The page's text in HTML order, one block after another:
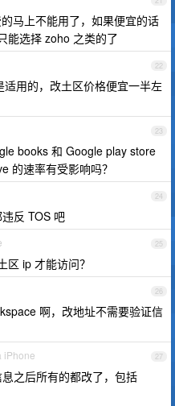
马上不能用了，如果便宜的话
能选择 zoho 之类的了
22
用的，改土区价格便宜一半左
23
books 和 Google play store
的速率有受影响吗？
24
反 TOS 吧
25
区 ip 才能访问？
26
啊，改地址不需要验证信
27
iPhone
之后所有的都改了，包括